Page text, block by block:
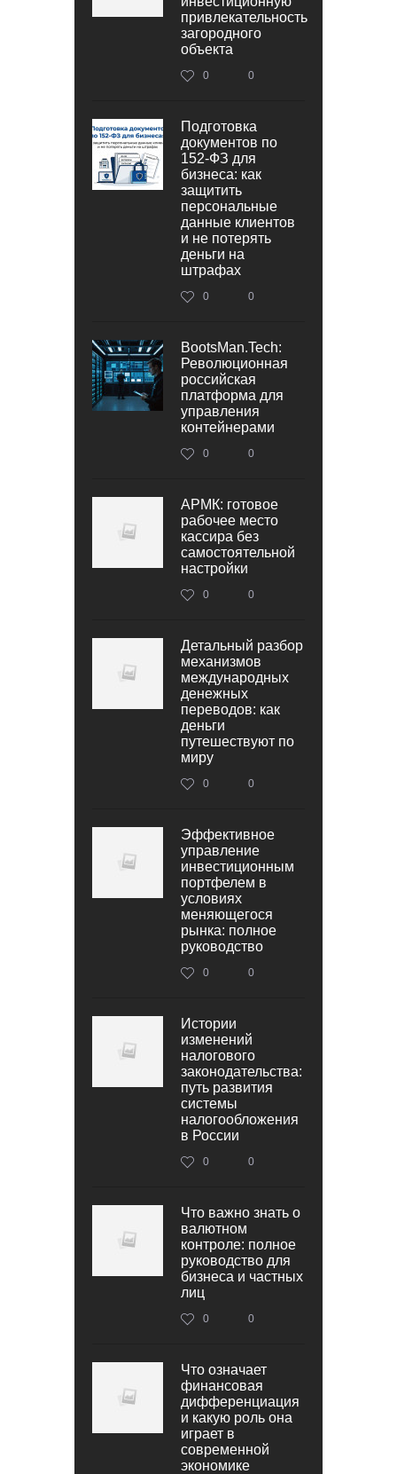
привлекательность
загородного
объекта
0 0
Подготовка
документов по
152‑ФЗ для
бизнеса: как
защитить
персональные
данные клиентов
и не потерять
деньги на
штрафах
0 0
BootsMan.Tech:
Революционная
российская
платформа для
управления
контейнерами
0 0
АРМК: готовое
рабочее место
кассира без
самостоятельной
настройки
0 0
Детальный разбор
механизмов
международных
денежных
переводов: как
деньги
путешествуют по
миру
0 0
Эффективное
управление
инвестиционным
портфелем в
условиях
меняющегося
рынка: полное
руководство
0 0
Истории
изменений
налогового
законодательства:
путь развития
системы
налогообложения
в России
0 0
Что важно знать о
валютном
контроле: полное
руководство для
бизнеса и частных
лиц
0 0
Что означает
финансовая
дифференциация
и какую роль она
играет в
современной
экономике